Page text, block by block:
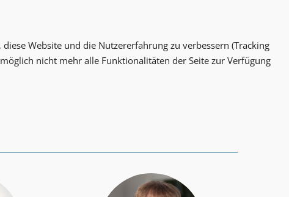
Website und die Nutzererfahrung zu verbessern (Tracking
nicht mehr alle Funktionalitäten der Seite zur Verfügung